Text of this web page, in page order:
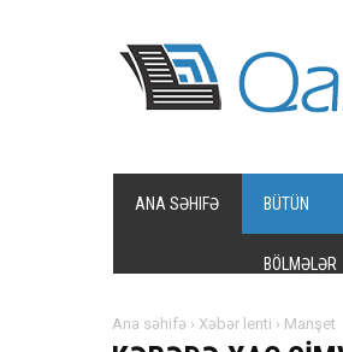
ANA SƏHIFƏ BÜTÜN
BÖLMƏLƏR
Ana səhifə › Xəbər lenti › Manşet